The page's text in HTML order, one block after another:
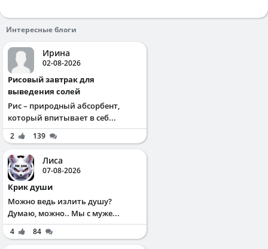
Интересные блоги
Ирина
02-08-2026
Рисовый завтрак для
выведения солей
Рис – природный абсорбент,
который впитывает в себ...
2 139
Лиса
07-08-2026
Крик души
Можно ведь излить душу?
Думаю, можно.. Мы с муже...
4 84